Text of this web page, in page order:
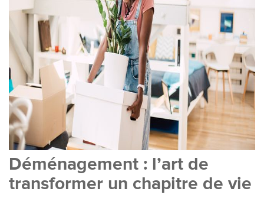
Déménagement : l’art de
transformer un chapitre de vie